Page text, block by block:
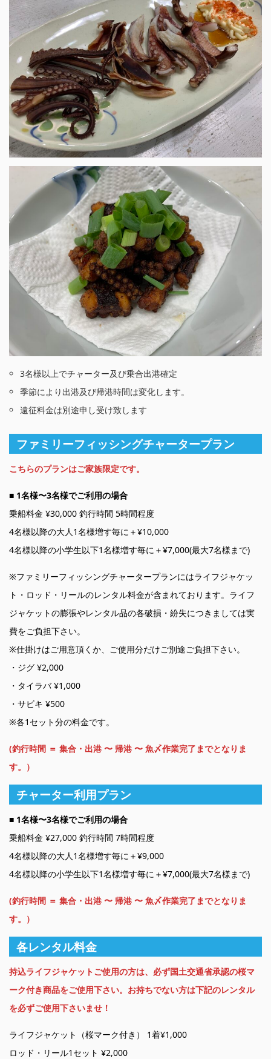
3名様以上でチャーター及び乗合出港確定
季節により出港及び帰港時間は変化します。
遠征料金は別途申し受け致します
ファミリーフィッシングチャータープラン
こちらのプランはご家族限定です。
■ 1名様〜3名様でご利用の場合
乗船料金 ¥30,000 釣行時間 5時間程度
4名様以降の大人1名様増す毎に＋¥10,000
4名様以降の小学生以下1名様増す毎に＋¥7,000(最大7名様まで)
※ファミリーフィッシングチャータープランにはライフジャケッ
ト・ロッド・リールのレンタル料金が含まれております。ライフ
ジャケットの膨張やレンタル品の各破損・紛失につきましては実
費をご負担下さい。
※仕掛けはご用意頂くか、ご使用分だけご別途ご負担下さい。
・ジグ ¥2,000
・タイラバ ¥1,000
・サビキ ¥500
※各1セット分の料金です。
(釣行時間 ＝ 集合・出港 〜 帰港 〜 魚〆作業完了までとなりま
す。）
チャーター利用プラン
■ 1名様〜3名様でご利用の場合
乗船料金 ¥27,000 釣行時間 7時間程度
4名様以降の大人1名様増す毎に＋¥9,000
4名様以降の小学生以下1名様増す毎に＋¥7,000(最大7名様まで)
(釣行時間 ＝ 集合・出港 〜 帰港 〜 魚〆作業完了までとなりま
す。）
各レンタル料金
持込ライフジャケットご使用の方は、必ず国土交通省承認の桜マ
ーク付き商品をご使用下さい。お持ちでない方は下記のレンタル
を必ずご使用下さいませ！
ライフジャケット（桜マーク付き） 1着¥1,000
ロッド・リール1セット ¥2,000